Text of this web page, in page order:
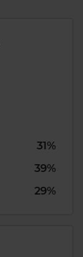
31%
39%
29%